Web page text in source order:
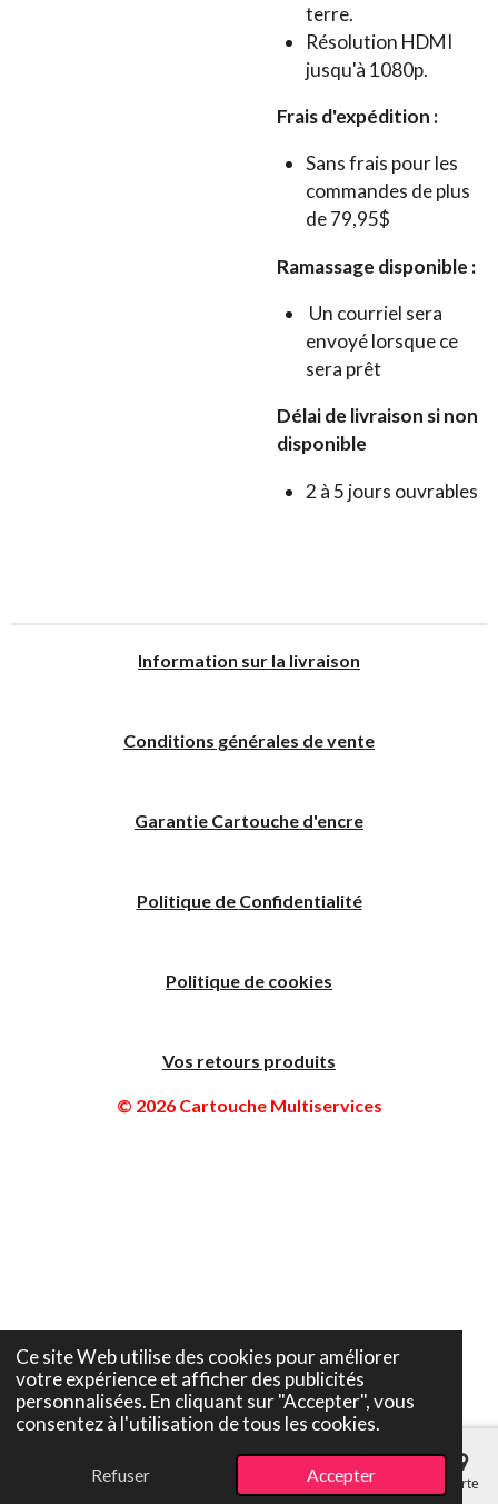
Ce site Web utilise des cookies pour améliorer
votre expérience et afficher des publicités
personnalisées. En cliquant sur "Accepter", vous
consentez à l'utilisation de tous les cookies.
Refuser Accepter
terre.
Résolution HDMI
jusqu'à 1080p.
Frais d'expédition :
Sans frais pour les
commandes de plus
de 79,95$
Ramassage disponible :
Un courriel sera
envoyé lorsque ce
sera prêt
Délai de livraison si non
disponible
2 à 5 jours ouvrables
Information sur la livraison
Conditions générales de vente
Garantie Cartouche d'encre
Politique de Confidentialité
Politique de cookies
Vos retours produits
© 2026 Cartouche Multiservices
E-mail Téléphone Carte